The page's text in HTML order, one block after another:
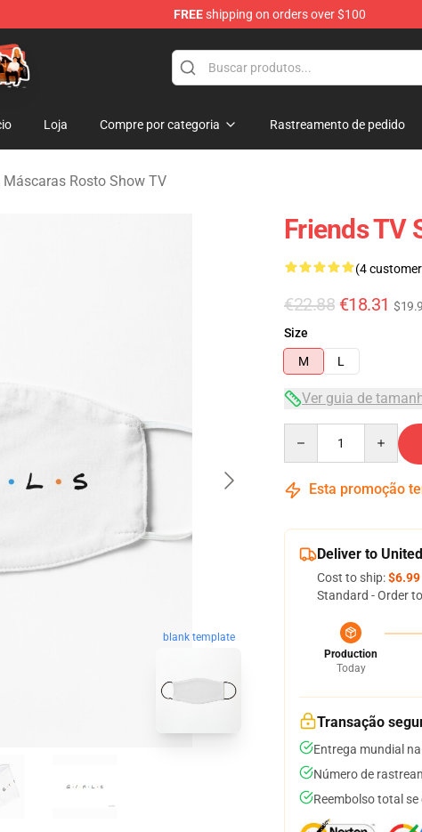
FREEshipping on orders over $100
Loja Compre por categoria Rastreamento de pedido
Máscaras Rosto Show TV
blank template
Friends TV
(4
€22.88 €18.31
Size
M
L
Ver guia de
Esta promoção
Deliver to
Cost to ship:$6.99
Standard - Order
Production
Today
Transação
Entrega mundial
Número de
Reembolso total